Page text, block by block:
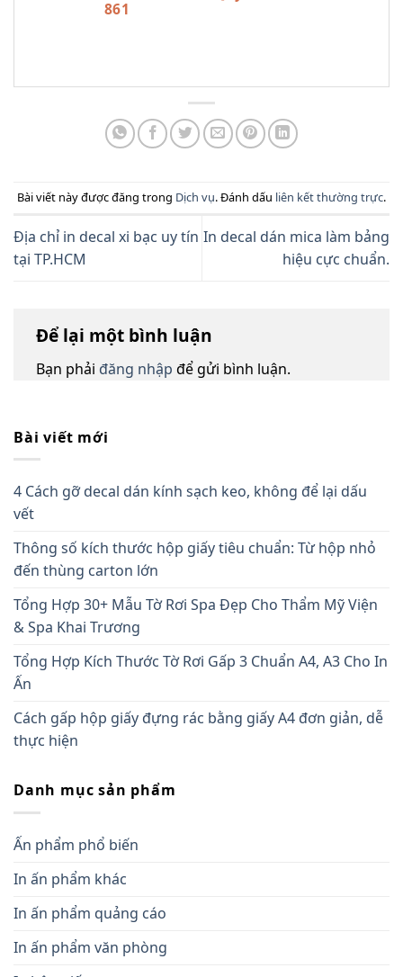
861
Bài viết này được đăng trong Dịch vụ. Đánh dấu liên kết thường trực.
Địa chỉ in decal xi bạc uy tín
tại TP.HCM
In decal dán mica làm bảng
hiệu cực chuẩn.
Để lại một bình luận
Bạn phải đăng nhập để gửi bình luận.
Bài viết mới
4 Cách gỡ decal dán kính sạch keo, không để lại dấu
vết
Thông số kích thước hộp giấy tiêu chuẩn: Từ hộp nhỏ
đến thùng carton lớn
Tổng Hợp 30+ Mẫu Tờ Rơi Spa Đẹp Cho Thẩm Mỹ Viện
& Spa Khai Trương
Tổng Hợp Kích Thước Tờ Rơi Gấp 3 Chuẩn A4, A3 Cho In
Ấn
Cách gấp hộp giấy đựng rác bằng giấy A4 đơn giản, dễ
thực hiện
Danh mục sản phẩm
Ấn phẩm phổ biến
In ấn phẩm khác
In ấn phẩm quảng cáo
In ấn phẩm văn phòng